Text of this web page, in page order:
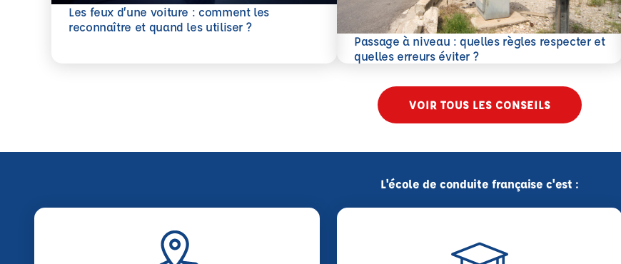
Les feux d’une voiture : comment les
reconnaître et quand les utiliser ?
En savoir plus
Passage à niveau : quelles règles respecter et
quelles erreurs éviter ?
En savoir plus
VOIR TOUS LES CONSEILS
L'école de conduite française c'est :